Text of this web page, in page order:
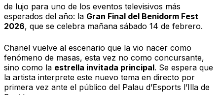
de lujo para uno de los eventos televisivos más
esperados del año: la Gran Final del Benidorm Fest
2026, que se celebra mañana sábado 14 de febrero.
Chanel vuelve al escenario que la vio nacer como
fenómeno de masas, esta vez no como concursante,
sino como la estrella invitada principal. Se espera que
la artista interprete este nuevo tema en directo por
primera vez ante el público del Palau d’Esports l’Illa de